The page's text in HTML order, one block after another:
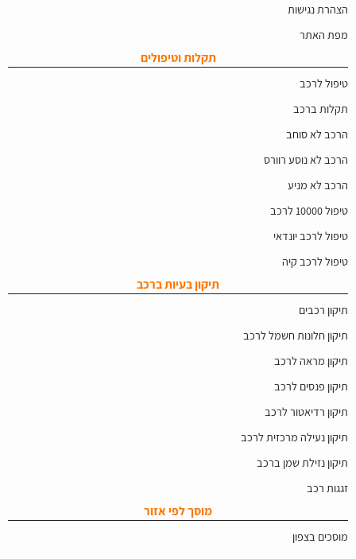
הצהרת נגישות
מפת האתר
תקלות וטיפולים
טיפול לרכב
תקלות ברכב
הרכב לא סוחב
הרכב לא נוסע רוורס
הרכב לא מניע
טיפול 10000 לרכב
טיפול לרכב יונדאי
טיפול לרכב קיה
תיקון בעיות ברכב
תיקון רכבים
תיקון חלונות חשמל לרכב
תיקון מראה לרכב
תיקון פנסים לרכב
תיקון רדיאטור לרכב
תיקון נעילה מרכזית לרכב
תיקון נזילת שמן ברכב
זגגות רכב
מוסך לפי אזור
מוסכים בצפון